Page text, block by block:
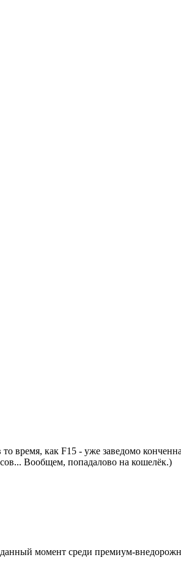
время, как F15 - уже заведомо
Вообщем, попадалово на кошелёк.)
момент среди премиум-